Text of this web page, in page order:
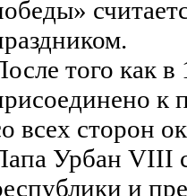
того как в
к
всех сторон
Урбан VIII
и